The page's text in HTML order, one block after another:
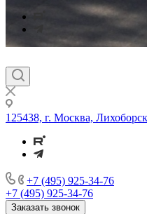
125438, г. Москва,
+7 (495) 925-34-76
+7 (495) 925-34-76
Заказать звонок